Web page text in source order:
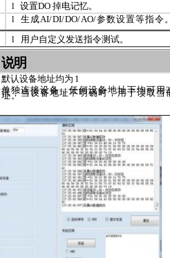
l 设置DO 掉电记忆。
l 生成AI/DI/DO/AO/参数设置等指令
l 用户自定义发送指令测试。
说明
默认设备地址均为 1
单独连接设备，任何设备地址下均可用
讯；当设备地址不明确时，用于读取当
址。